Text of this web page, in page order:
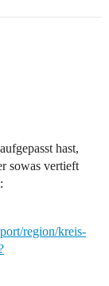
hast,
sowas vertieft
region/kreis-